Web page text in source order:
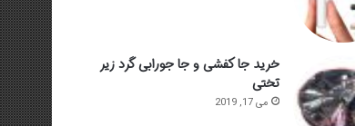
خرید جا کفشی و جا جورابی گرد زیر
تختی
می 17, 2019